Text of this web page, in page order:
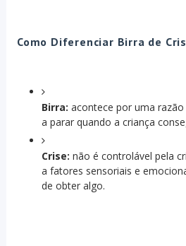
Como Diferenciar Birra de
Birra: acontece por uma
a parar quando a criança
Crise: não é controlável pela
a fatores sensoriais e
de obter algo.